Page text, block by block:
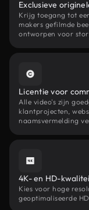
Exclusieve
Krijg toegang tot
makers gefilmde
ontworpen voor
Licentie voor
Alle video's zijn
klantprojecten,
naamsvermelding
4K- en HD-
Kies voor hoge
geoptimaliseerde